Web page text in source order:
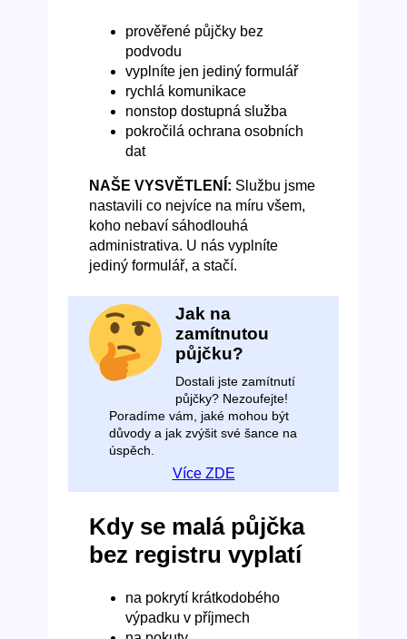
prověřené půjčky bez
podvodu
vyplníte jen jediný formulář
rychlá komunikace
nonstop dostupná služba
pokročilá ochrana osobních
dat
NAŠE VYSVĚTLENÍ: Službu jsme
nastavili co nejvíce na míru všem,
koho nebaví sáhodlouhá
administrativa. U nás vyplníte
jediný formulář, a stačí.
Jak na
zamítnutou
půjčku?
Dostali jste zamítnutí
půjčky? Nezoufejte!
Poradíme vám, jaké mohou být
důvody a jak zvýšit své šance na
úspěch.
Více ZDE
Kdy se malá půjčka
bez registru vyplatí
na pokrytí krátkodobého
výpadku v příjmech